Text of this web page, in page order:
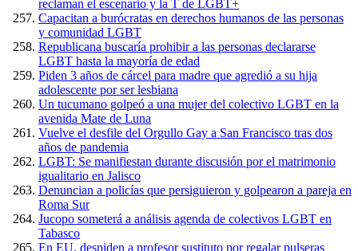
reclaman el escenario y la T de LGBT+
Capacitan a burócratas en derechos humanos de las personas
y comunidad LGBT
Republicana buscaría prohibir a las personas declararse
LGBT hasta la mayoría de edad
Piden 3 años de cárcel para madre que agredió a su hija
adolescente por ser lesbiana
Un tucumano golpeó a una mujer del colectivo LGBT en la
avenida Mate de Luna
Vuelve el desfile del Orgullo Gay a San Francisco tras dos
años de pandemia
LGBT: Se manifiestan durante discusión por el matrimonio
igualitario en Jalisco
Denuncian a policías que persiguieron y golpearon a pareja en
Roma Sur
Jucopo someterá a análisis agenda de colectivos LGBT en
Tabasco
En EU, despiden a profesor sustituto por regalar pulseras